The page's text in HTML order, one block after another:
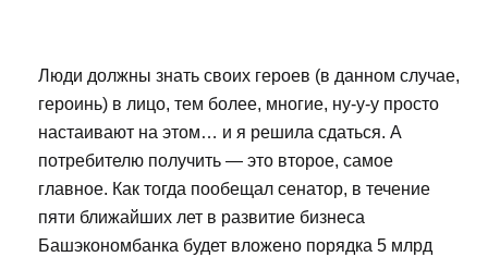
Люди должны знать своих героев (в данном случае,
героинь) в лицо, тем более, многие, ну-у-у просто
настаивают на этом… и я решила сдаться. А
потребителю получить — это второе, самое
главное. Как тогда пообещал сенатор, в течение
пяти ближайших лет в развитие бизнеса
Башэкономбанка будет вложено порядка 5 млрд